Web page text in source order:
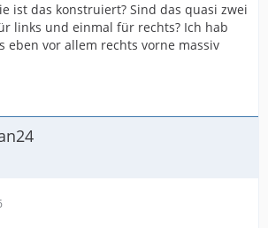
ist das konstruiert? Sind das quasi zwei
links und einmal für rechts? Ich hab
eben vor allem rechts vorne massiv